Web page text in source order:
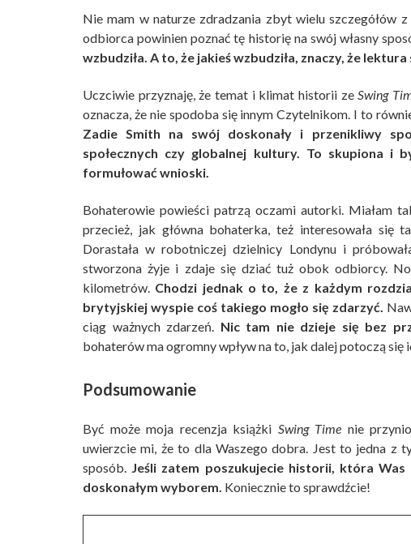
Nie mam w naturze zdradzania zbyt wielu szczegółów
odbiorca powinien poznać tę historię na swój własny
wzbudziła. A to, że jakieś wzbudziła, znaczy, że lektura
Uczciwie przyznaję, że temat i klimat historii zeSwing
oznacza, że nie spodoba się innym Czytelnikom. I to
Zadie Smith na swój doskonały i przenikliwy
społecznych czy globalnej kultury. To skupiona
formułować wnioski.
Bohaterowie powieści patrzą oczami autorki. Miałam
przecież, jak główna bohaterka, też interesowała się
Dorastała w robotniczej dzielnicy Londynu i
stworzona żyje i zdaje się dziać tuż obok odbiorcy.
kilometrów. Chodzi jednak o to, że z każdym
brytyjskiej wyspie coś takiego mogło się zdarzyć.
ciąg ważnych zdarzeń. Nic tam nie dzieje się bez
bohaterów ma ogromny wpływ na to, jak dalej potoczą się
Podsumowanie
Być może moja recenzja książki Swing Time nie
uwierzcie mi, że to dla Waszego dobra. Jest to jedna z
sposób. Jeśli zatem poszukujecie historii, która
doskonałym wyborem. Koniecznie to sprawdźcie!